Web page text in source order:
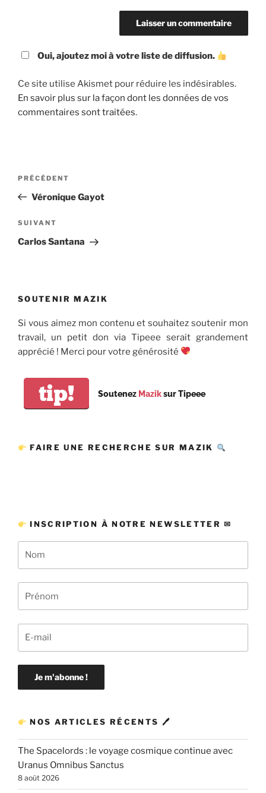
Oui, ajoutez moi à votre liste de diffusion.
Ce site utilise Akismet pour réduire les indésirables.
En savoir plus sur la façon dont les données de vos
commentaires sont traitées.
Navigation
l’article
Article
précédent
PRÉCÉDENT
Véronique Gayot
Article
suivant
SUIVANT
Carlos Santana
SOUTENIR MAZIK
Si vous aimez mon contenu et souhaitez soutenir mon
travail, un petit don via Tipeee serait grandement
apprécié ! Merci pour votre générosité
tip! Soutenez Maziksur Tipeee
FAIRE UNE RECHERCHE SUR MAZIK
INSCRIPTION À NOTRE NEWSLETTER ✉
NOS ARTICLES RÉCENTS 🖊
The Spacelords : le voyage cosmique continue avec
Uranus Omnibus Sanctus
8 août 2026